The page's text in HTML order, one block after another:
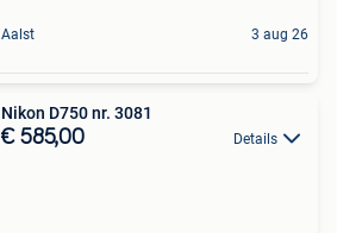
Aalst 3 aug 26
Nikon D750 nr. 3081
€ 585,00 Details